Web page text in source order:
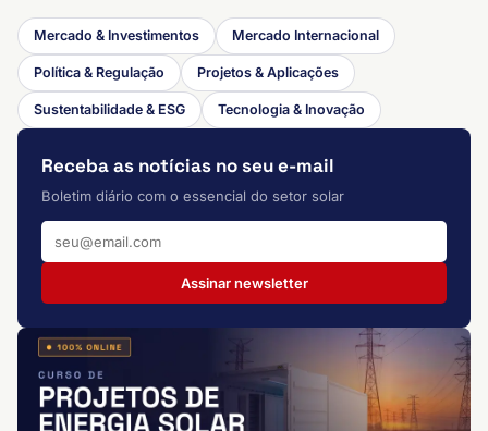
Mercado & Investimentos Mercado Internacional
Política & Regulação Projetos & Aplicações
Sustentabilidade & ESG Tecnologia & Inovação
Receba as notícias no seu e-mail
Boletim diário com o essencial do setor solar
Assinar newsletter